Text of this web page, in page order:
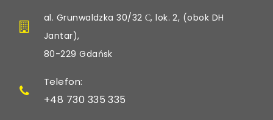
al. Grunwaldzka 30/32 С, lok. 2, (obok DH
Jantar),
80-229 Gdańsk
Telefon:
+48 730 335 335